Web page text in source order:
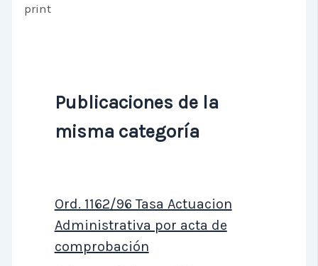
print
Publicaciones de la
misma categoría
Ord. 1162/96 Tasa Actuacion
Administrativa por acta de
comprobación